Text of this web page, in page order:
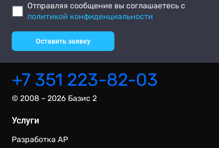
Отправляя сообщение вы соглашаетесь с
политикой конфиденциальности
Оставить заявку
+7 351 223-82-03
© 2008 – 2026 Базис 2
Услуги
Разработка АР